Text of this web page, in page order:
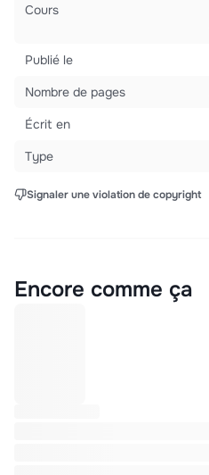
Cours
Publié le
Nombre de pages
Écrit en
Type
Signaler une violation de copyright
Encore comme ça